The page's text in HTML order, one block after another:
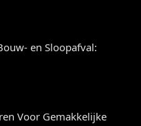
en Sloopafval:
Voor Gemakkelijke